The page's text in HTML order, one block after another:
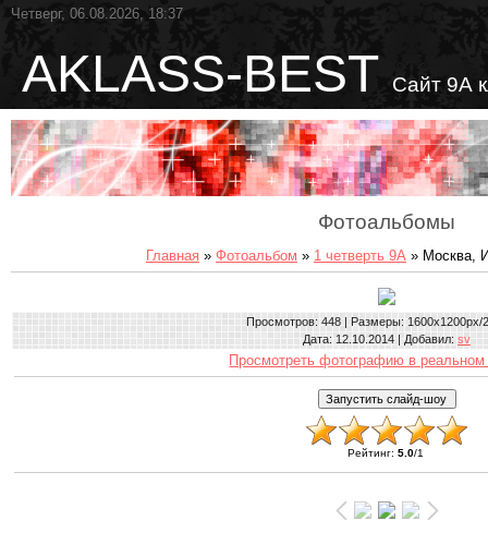
Четверг, 06.08.2026, 18:37
AKLASS-BEST Сайт 9А
Фотоальбомы
Главная » Фотоальбом » 1 четверть 9А » Москва,
Просмотров: 448 | Размеры: 1600x1200px/
Дата: 12.10.2014 | Добавил: sv
Просмотреть фотографию в реальном
Рейтинг:5.0/1